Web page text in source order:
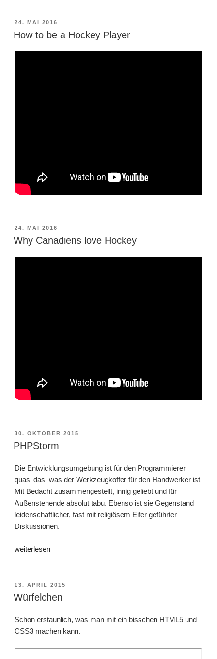
a
dead
VERÖFFENTLICHT
AM
24. MAI 2016
How to be a Hockey Player
VERÖFFENTLICHT
AM
24. MAI 2016
Why Canadiens love Hockey
VERÖFFENTLICHT
AM
30. OKTOBER 2015
PHPStorm
Die Entwicklungsumgebung ist für den Programmierer
quasi das, was der Werkzeugkoffer für den Handwerker ist.
Mit Bedacht zusammengestellt, innig geliebt und für
Außenstehende absolut tabu. Ebenso ist sie Gegenstand
leidenschaftlicher, fast mit religiösem Eifer geführter
Diskussionen.
„PHPStorm“
weiterlesen
VERÖFFENTLICHT
AM
13. APRIL 2015
Würfelchen
Schon erstaunlich, was man mit ein bisschen HTML5 und
CSS3 machen kann.